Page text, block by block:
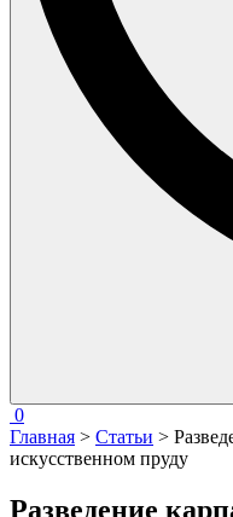
0
Главная > Статьи >
искусственном пруду
Разведение